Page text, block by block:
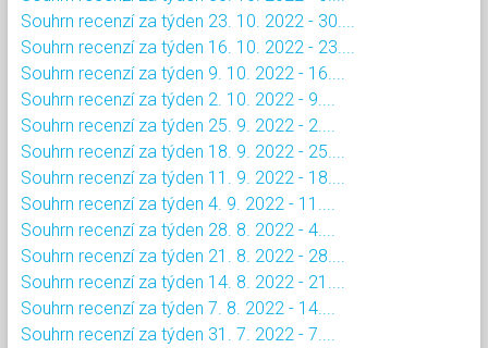
Souhrn recenzí za týden 23. 10. 2022 - 30....
Souhrn recenzí za týden 16. 10. 2022 - 23....
Souhrn recenzí za týden 9. 10. 2022 - 16....
Souhrn recenzí za týden 2. 10. 2022 - 9....
Souhrn recenzí za týden 25. 9. 2022 - 2....
Souhrn recenzí za týden 18. 9. 2022 - 25....
Souhrn recenzí za týden 11. 9. 2022 - 18....
Souhrn recenzí za týden 4. 9. 2022 - 11....
Souhrn recenzí za týden 28. 8. 2022 - 4....
Souhrn recenzí za týden 21. 8. 2022 - 28....
Souhrn recenzí za týden 14. 8. 2022 - 21....
Souhrn recenzí za týden 7. 8. 2022 - 14....
Souhrn recenzí za týden 31. 7. 2022 - 7....